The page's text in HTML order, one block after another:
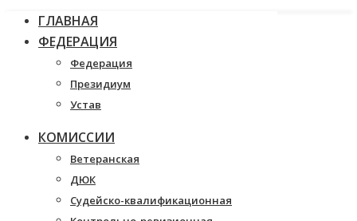
ГЛАВНАЯ
ФЕДЕРАЦИЯ
Федерация
Президиум
Устав
КОМИССИИ
Ветеранская
ДЮК
Судейско-квалификационная